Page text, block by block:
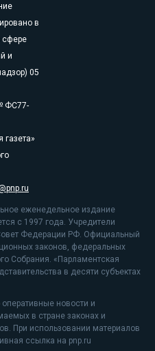
в
сфере
и
05
ФС77-
еженедельное издание
с 1997 года. Учредители
Федерации РФ. Официальный
законов, федеральных
Собрания. «Парламентская
в десяти субъектах
оперативные новости и
в стране законах и
При использовании материалов
ссылка на pnp.ru